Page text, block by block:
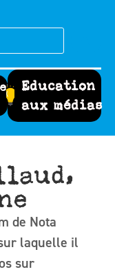
Education
aux médias
de Nota
laquelle il
sur